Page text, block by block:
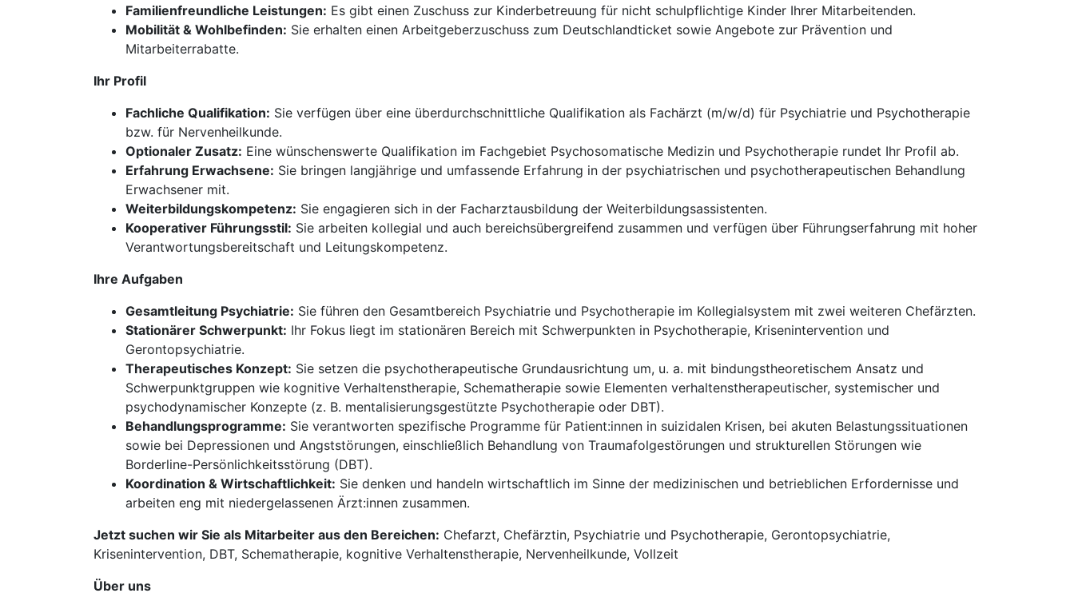
Familienfreundliche Leistungen: Es gibt einen Zuschuss zur Kinderbetreuung für nicht schulpflichtige Kinder Ihrer Mitarbeitenden.
Mobilität & Wohlbefinden: Sie erhalten einen Arbeitgeberzuschuss zum Deutschlandticket sowie Angebote zur Prävention und
Mitarbeiterrabatte.
Ihr Profil
Fachliche Qualifikation: Sie verfügen über eine überdurchschnittliche Qualifikation als Fachärzt (m/w/d) für Psychiatrie und Psychotherapie
bzw. für Nervenheilkunde.
Optionaler Zusatz: Eine wünschenswerte Qualifikation im Fachgebiet Psychosomatische Medizin und Psychotherapie rundet Ihr Profil ab.
Erfahrung Erwachsene: Sie bringen langjährige und umfassende Erfahrung in der psychiatrischen und psychotherapeutischen Behandlung
Erwachsener mit.
Weiterbildungskompetenz: Sie engagieren sich in der Facharztausbildung der Weiterbildungsassistenten.
Kooperativer Führungsstil: Sie arbeiten kollegial und auch bereichsübergreifend zusammen und verfügen über Führungserfahrung mit hoher
Verantwortungsbereitschaft und Leitungskompetenz.
Ihre Aufgaben
Gesamtleitung Psychiatrie: Sie führen den Gesamtbereich Psychiatrie und Psychotherapie im Kollegialsystem mit zwei weiteren Chefärzten.
Stationärer Schwerpunkt: Ihr Fokus liegt im stationären Bereich mit Schwerpunkten in Psychotherapie, Krisenintervention und
Gerontopsychiatrie.
Therapeutisches Konzept: Sie setzen die psychotherapeutische Grundausrichtung um, u. a. mit bindungstheoretischem Ansatz und
Schwerpunktgruppen wie kognitive Verhaltenstherapie, Schematherapie sowie Elementen verhaltenstherapeutischer, systemischer und
psychodynamischer Konzepte (z. B. mentalisierungs­gestützte Psychotherapie oder DBT).
Behandlungsprogramme: Sie verantworten spezifische Programme für Patient:innen in suizidalen Krisen, bei akuten Belastungssituationen
sowie bei Depressionen und Angststörungen, einschließlich Behandlung von Traumafolgestörungen und strukturellen Störungen wie
Borderline-Persönlichkeitsstörung (DBT).
Koordination & Wirtschaftlichkeit: Sie denken und handeln wirtschaftlich im Sinne der medizinischen und betrieblichen Erfordernisse und
arbeiten eng mit niedergelassenen Ärzt:innen zusammen.
Jetzt suchen wir Sie als Mitarbeiter aus den Bereichen: Chefarzt, Chefärztin, Psychiatrie und Psychotherapie, Gerontopsychiatrie,
Krisenintervention, DBT, Schematherapie, kognitive Verhaltenstherapie, Nervenheilkunde, Vollzeit
Über uns